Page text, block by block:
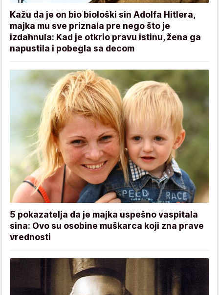
Kažu da je on bio biološki sin Adolfa Hitlera,
majka mu sve priznala pre nego što je
izdahnula: Kad je otkrio pravu istinu, žena ga
napustila i pobegla sa decom
5 pokazatelja da je majka uspešno vaspitala
sina: Ovo su osobine muškarca koji zna prave
vrednosti